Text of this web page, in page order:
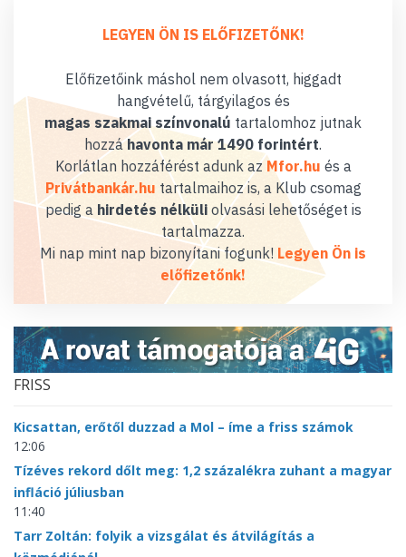
LEGYEN ÖN IS ELŐFIZETŐNK!
Előfizetőink máshol nem olvasott, higgadt
hangvételű, tárgyilagos és
magas szakmai színvonalú tartalomhoz jutnak
hozzáhavonta már 1490 forintért.
Korlátlan hozzáférést adunk az Mfor.hu és a
Privátbankár.hu tartalmaihoz is, a Klub csomag
pedig a hirdetés nélküliolvasási lehetőséget is
tartalmazza.
Mi nap mint nap bizonyítani fogunk! Legyen Ön is
előfizetőnk!
FRISS
Kicsattan, erőtől duzzad a Mol – íme a friss számok
12:06
Tízéves rekord dőlt meg: 1,2 százalékra zuhant a magyar
infláció júliusban
11:40
Tarr Zoltán: folyik a vizsgálat és átvilágítás a